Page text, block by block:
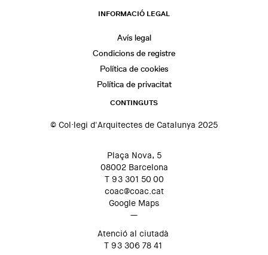
INFORMACIÓ LEGAL
Avís legal
Condicions de registre
Política de cookies
Política de privacitat
CONTINGUTS
© Col·legi d'Arquitectes de Catalunya 2025
Plaça Nova, 5
08002 Barcelona
T 93 301 50 00
coac@coac.cat
Google Maps
—
Atenció al ciutadà
T 93 306 78 41